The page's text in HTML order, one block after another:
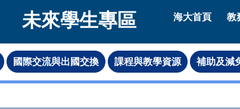
未來學生專區 海大首頁 教